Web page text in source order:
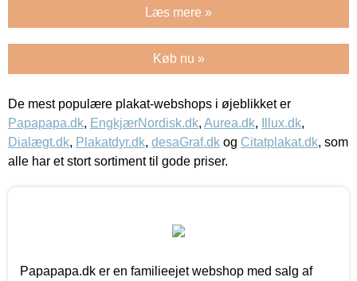
Læs mere »
Køb nu »
De mest populære plakat-webshops i øjeblikket er
Papapapa.dk, EngkjærNordisk.dk, Aurea.dk, Illux.dk,
Dialægt.dk, Plakatdyr.dk, desaGraf.dk og Citatplakat.dk, som
alle har et stort sortiment til gode priser.
Papapapa.dk er en familieejet webshop med salg af